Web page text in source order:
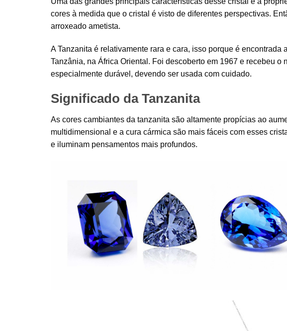
cores à medida que o cristal é visto de diferentes perspectivas.
arroxeado ametista.
A Tanzanita é relativamente rara e cara, isso porque é
Tanzânia, na África Oriental. Foi descoberto em 1967 e recebeu
especialmente durável, devendo ser usada com cuidado.
Significado da Tanzanita
As cores cambiantes da tanzanita são altamente propícias ao
multidimensional e a cura cármica são mais fáceis com esses
e iluminam pensamentos mais profundos.